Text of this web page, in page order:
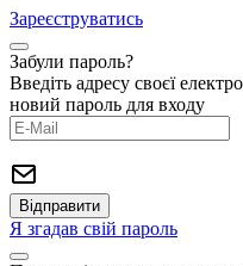
Зареєструватись
Забули пароль?
Введіть адресу своєї
новий пароль для входу
Я згадав свій пароль